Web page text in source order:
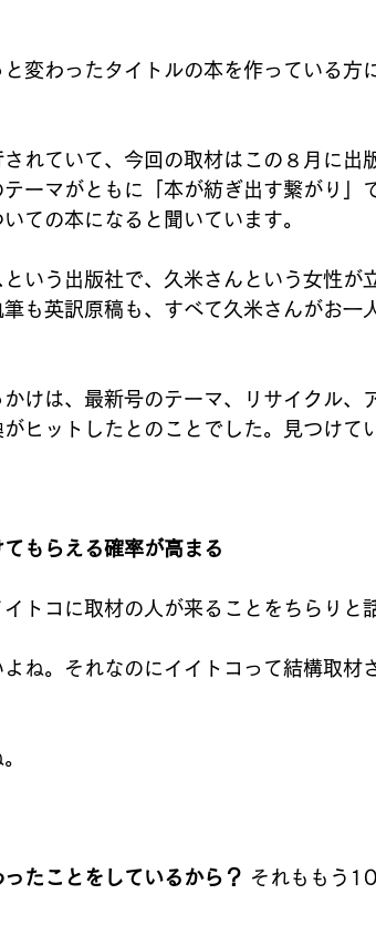
変わったタイトルの本を作っている方
れていて、今回の取材はこの８月に出
ーマがともに「本が紡ぎ出す繋がり」
ての本になると聞いています。
いう出版社で、久米さんという女性が
も英訳原稿も、すべて久米さんがお一
けは、最新号のテーマ、リサイクル、
ヒットしたとのことでした。見つけて
もらえる確率が高まる
トコに取材の人が来ることをちらりと
ね。それなのにイイトコって結構取材
たことをしているから？ それももう